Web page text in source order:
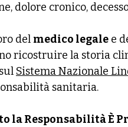
dolore cronico,
del medico legale e
ricostruire la storia
Sistema Nazionale
sanitaria.
la Responsabilità È